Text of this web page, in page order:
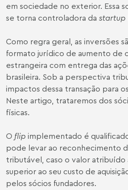
em sociedade no exterior. Essa
se torna controladora da startup
Como regra geral, as inversões
formato jurídico de aumento de
estrangeira com entrega das
brasileira. Sob a perspectiva
impactos dessa transação para
Neste artigo, trataremos dos
físicas.
O flip implementado é
pode levar ao reconhecimento
tributável, caso o valor atribuído
superior ao seu custo de
pelos sócios fundadores.